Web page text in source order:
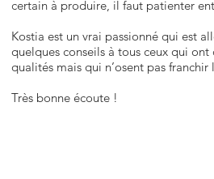
certain à produire, il faut patienter
Kostia est un vrai passionné qui est
quelques conseils à tous ceux qui
qualités mais qui n’osent pas
Très bonne écoute !